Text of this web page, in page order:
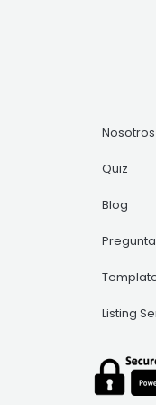
Nosotros
Quiz
Blog
Listing